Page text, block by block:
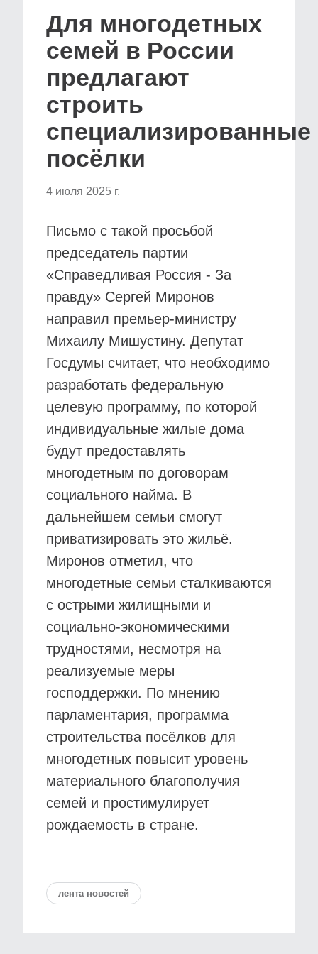
Для многодетных
семей в России
предлагают
строить
специализированные
посёлки
4 июля 2025 г.
Письмо с такой просьбой
председатель партии
«Справедливая Россия - За
правду» Сергей Миронов
направил премьер-министру
Михаилу Мишустину. Депутат
Госдумы считает, что необходимо
разработать федеральную
целевую программу, по которой
индивидуальные жилые дома
будут предоставлять
многодетным по договорам
социального найма. В
дальнейшем семьи смогут
приватизировать это жильё.
Миронов отметил, что
многодетные семьи сталкиваются
с острыми жилищными и
социально-экономическими
трудностями, несмотря на
реализуемые меры
господдержки. По мнению
парламентария, программа
строительства посёлков для
многодетных повысит уровень
материального благополучия
семей и простимулирует
рождаемость в стране.
лента новостей